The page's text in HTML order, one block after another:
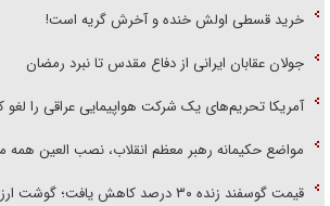
خرید قسطی اولش خنده و آخرش گریه است!
جولان عقابان ایرانی از دفاع مقدس تا نبرد رمضان
آمریکا تحریم‌های یک شرکت هواپیمایی عراقی را لغو
مواضع حکیمانه رهبر معظم انقلاب، نصب العین همه
قیمت گوسفند زنده ۳۰ درصد کاهش یافت؛ گوشت ارزان نشد